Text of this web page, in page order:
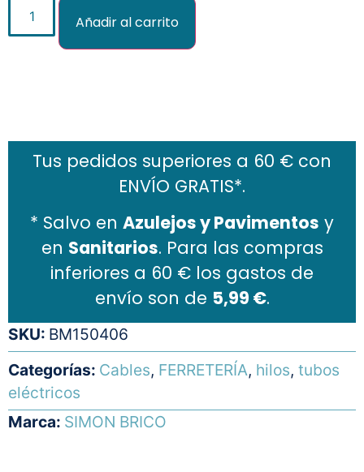
Añadir al carrito
Tus pedidos superiores a 60 € con
ENVÍO GRATIS*.
* Salvo en Azulejos y Pavimentos y
en Sanitarios. Para las compras
inferiores a 60 € los gastos de
envío son de 5,99 €.
SKU: BM150406
Categorías: Cables, FERRETERÍA, hilos, tubos
eléctricos
Marca: SIMON BRICO